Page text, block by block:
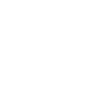
e elegância
e volumetria
integrado
ao ambiente
o pé-direito duplo
que a luz natural